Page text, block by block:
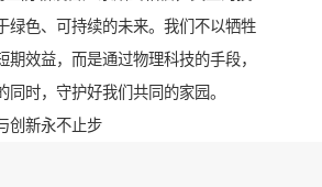
绿色、可持续的未来。我们不以牺牲
期效益，而是通过物理科技的手段，
同时，守护好我们共同的家园。
创新永不止步